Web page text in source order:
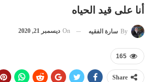
أنا على قيد الحياه
By سارة الفقيه On ديسمبر 21, 2020
165
Share